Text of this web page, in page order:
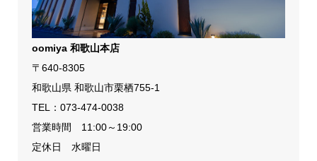
oomiya 和歌山本店
〒640-8305
和歌山県 和歌山市栗栖755-1
TEL： 073-474-0038
営業時間 11:00～19:00
定休日 水曜日